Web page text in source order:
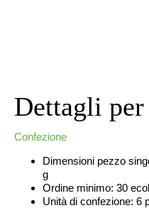
Dettagli
Confezione
Dimensioni pezzo
g
Ordine minimo: 30
Unità di confezione: 6